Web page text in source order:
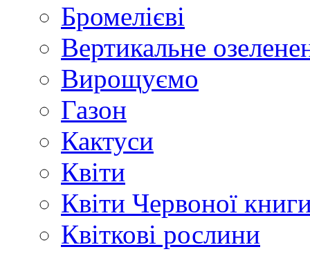
Бромелієві
Вертикальне
Вирощуємо
Газон
Кактуси
Квіти
Квіти Червоної
Квіткові рослини